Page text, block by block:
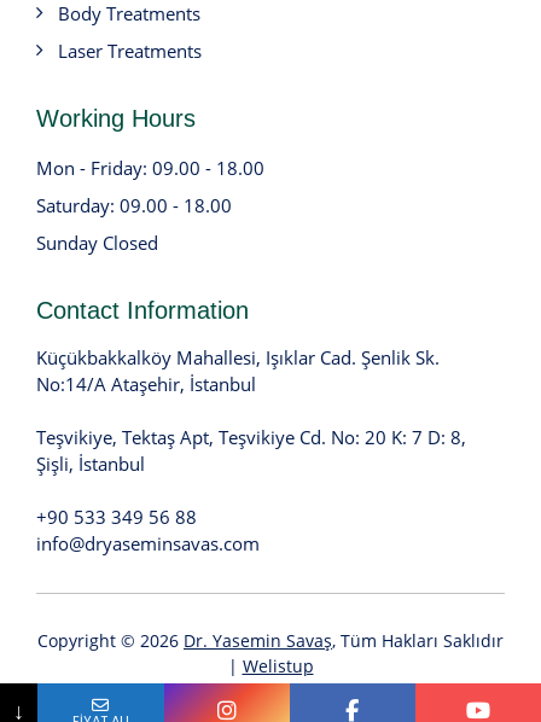
Body Treatments
Laser Treatments
Working Hours
Mon - Friday: 09.00 - 18.00
Saturday: 09.00 - 18.00
Sunday Closed
Contact Information
Küçükbakkalköy Mahallesi, Işıklar Cad. Şenlik Sk.
No:14/A Ataşehir, İstanbul
Teşvikiye, Tektaş Apt, Teşvikiye Cd. No: 20 K: 7 D: 8,
Şişli, İstanbul
+90 533 349 56 88
info@dryaseminsavas.com
Copyright © 2026 Dr. Yasemin Savaş, Tüm Hakları Saklıdır
| Welistup
Çerez Politikası|KVKK
↓